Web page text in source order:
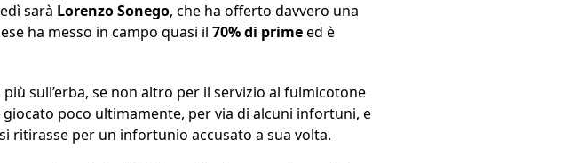
sarà Lorenzo Sonego, che ha offerto davvero una
ha messo in campo quasi il 70% di primeed è
sull’erba, se non altro per il servizio al fulmicotone
poco ultimamente, per via di alcuni infortuni, e
ritirasse per un infortunio accusato a sua volta.